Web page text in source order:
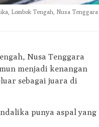
Lombok Tengah, Nusa Tenggara
Nusa Tenggara
menjadi kenangan
sebagai juara di
punya aspal yang